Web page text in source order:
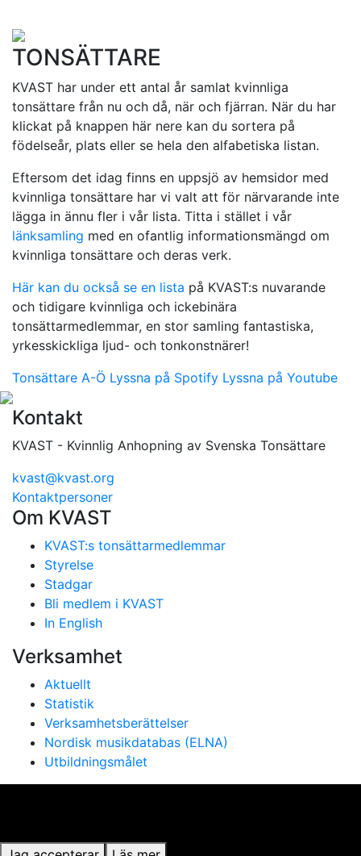
TONSÄTTARE
KVAST har under ett antal år samlat kvinnliga
tonsättare från nu och då, när och fjärran. När du har
klickat på knappen här nere kan du sortera på
födelseår, plats eller se hela den alfabetiska listan.
Eftersom det idag finns en uppsjö av hemsidor med
kvinnliga tonsättare har vi valt att för närvarande inte
lägga in ännu fler i vår lista. Titta i stället i vår
länksamling med en ofantlig informationsmängd om
kvinnliga tonsättare och deras verk.
Här kan du också se en lista på KVAST:s nuvarande
och tidigare kvinnliga och ickebinära
tonsättarmedlemmar, en stor samling fantastiska,
yrkesskickliga ljud- och tonkonstnärer!
Tonsättare A-Ö Lyssna på Spotify Lyssna på Youtube
Kontakt
KVAST - Kvinnlig Anhopning av Svenska Tonsättare
kvast@kvast.org
Kontaktpersoner
Om KVAST
KVAST:s tonsättarmedlemmar
Styrelse
Stadgar
Bli medlem i KVAST
In English
Verksamhet
Aktuellt
Statistik
Verksamhetsberättelser
Nordisk musikdatabas (ELNA)
Utbildningsmålet